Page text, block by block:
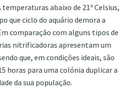
temperaturas abaixo de 21º Celsius,
que ciclo do aquário demora a
comparação com alguns tipos de
nitrificadoras apresentam um
que, em condições ideais, são
horas para uma colónia duplicar a
da sua população.